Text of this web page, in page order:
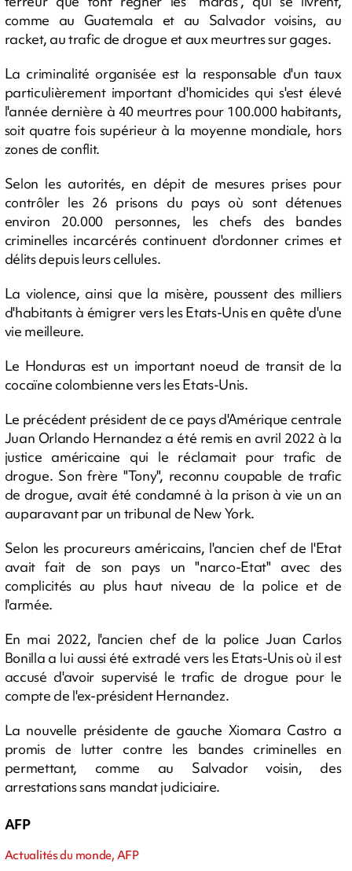
comme au Guatemala et au Salvador voisins, au
racket, au trafic de drogue et aux meurtres sur gages.
La criminalité organisée est la responsable d'un taux
particulièrement important d'homicides qui s'est élevé
l'année dernière à 40 meurtres pour 100.000 habitants,
soit quatre fois supérieur à la moyenne mondiale, hors
zones de conflit.
Selon les autorités, en dépit de mesures prises pour
contrôler les 26 prisons du pays où sont détenues
environ 20.000 personnes, les chefs des bandes
criminelles incarcérés continuent d'ordonner crimes et
délits depuis leurs cellules.
La violence, ainsi que la misère, poussent des milliers
d'habitants à émigrer vers les Etats-Unis en quête d'une
vie meilleure.
Le Honduras est un important noeud de transit de la
cocaïne colombienne vers les Etats-Unis.
Le précédent président de ce pays d'Amérique centrale
Juan Orlando Hernandez a été remis en avril 2022 à la
justice américaine qui le réclamait pour trafic de
drogue. Son frère "Tony", reconnu coupable de trafic
de drogue, avait été condamné à la prison à vie un an
auparavant par un tribunal de New York.
Selon les procureurs américains, l'ancien chef de l'Etat
avait fait de son pays un "narco-Etat" avec des
complicités au plus haut niveau de la police et de
l'armée.
En mai 2022, l'ancien chef de la police Juan Carlos
Bonilla a lui aussi été extradé vers les Etats-Unis où il est
accusé d'avoir supervisé le trafic de drogue pour le
compte de l'ex-président Hernandez.
La nouvelle présidente de gauche Xiomara Castro a
promis de lutter contre les bandes criminelles en
permettant, comme au Salvador voisin, des
arrestations sans mandat judiciaire.
AFP
Actualités du monde, AFP